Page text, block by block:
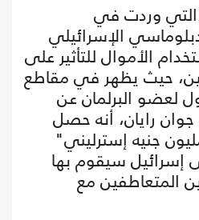
وردت في
الإسرائيلي
الأموال للتأثير على
حيث يظهر في مقاطع
لعضو البرلمان عن
رايان، أنه حصل
جنيه إسترليني"
إسرائيل سيقوم بها
المتعاطفين مع